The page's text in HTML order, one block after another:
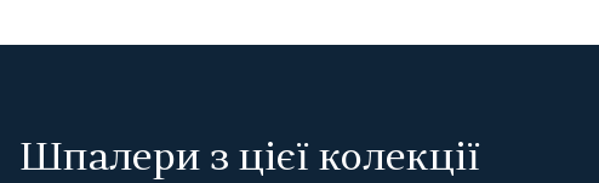
Шпалери з цієї колекції